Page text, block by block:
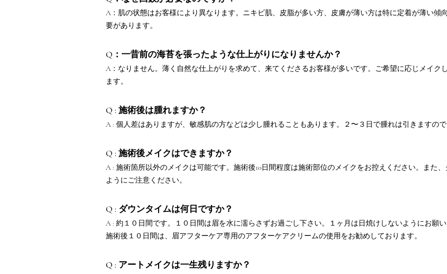
A：肌の状態はお客様により異なります。ニキビ肌、皮脂が多い方、皮膚が薄い方は特に定着が薄い傾
要があります。
Q：一昔前の海苔を張ったような仕上がりになりませんか？
A：なりません。薄く自然な仕上がりを求めて、来てくださるお客様が多いです。ご希望に応じメイク
ます。
Q : 施術後は腫れますか？
A : 個人差はありますが、敏感肌の方などは少し腫れることもあります。２〜３日で腫れは引きますので
Q : 施術後メイクはできますか？
A : 施術箇所以外のメイクは可能です。施術後10日間程度は施術部位のメイクをお控えください。また
ようにご注意ください。
Q : ダウンタイムは何日ですか？
A : 約１０日間です。１０日間は眉を水に濡らさずお過ごし下さい。１ヶ月は日焼けしないようにお願い
施術後１０日間は、眉アフターケア専用のアフターケアクリームの使用をお勧めしております。
Q : アートメイクは一生残りますか？